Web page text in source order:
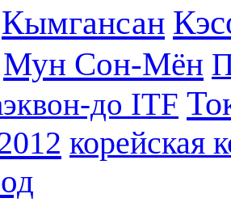
Кымгансан
Мун Сон-Мён
до ITF
корейская